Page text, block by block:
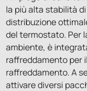
la più alta stabilità
distribuzione
del termostato. Per
ambiente, è
raffreddamento per
raffreddamento. A
attivare diversi